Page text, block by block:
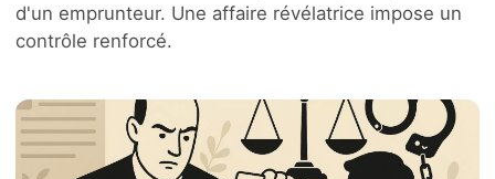
d'un emprunteur. Une affaire révélatrice impose un
contrôle renforcé.